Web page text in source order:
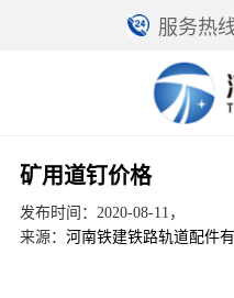
服务热
矿用道钉价格
发布时间：2020-08-11，
来源： 河南铁建铁路轨道配件